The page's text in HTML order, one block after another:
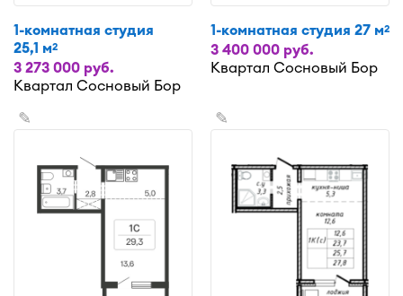
1-комнатная студия
25,1 м2
3 273 000 руб.
Квартал Сосновый Бор
1-комнатная студия 27 м2
3 400 000 руб.
Квартал Сосновый Бор
✎ ✎